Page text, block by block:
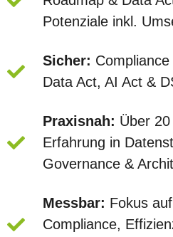
Potenziale inkl.
Sicher: Compliance
Data Act, AI Act &
Praxisnah: Über
Erfahrung in
Governance &
Messbar: Fokus auf
Compliance,